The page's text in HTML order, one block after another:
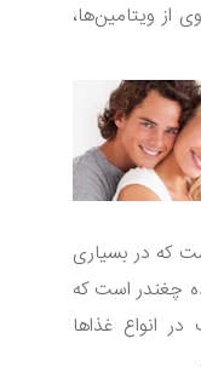
ویتامین‌ها،
در بسیاری
است که
غذاها